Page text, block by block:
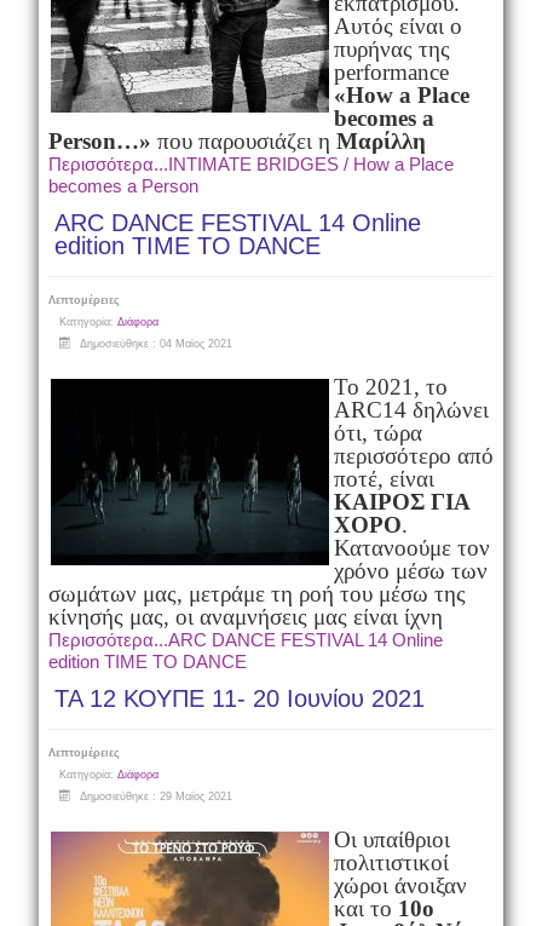
Αυτός είναι ο
πυρήνας της
performance
«How a Place
becomes a
Person…» που παρουσιάζει η Μαρίλλη
Περισσότερα...INTIMATE BRIDGES / Ηow a Place
becomes a Person
ARC DANCE FESTIVAL 14 Online
edition TIME TO DANCE
Λεπτομέρειες
Κατηγορία: Διάφορα
Δημοσιεύθηκε : 04 Μαϊος 2021
Το 2021, το
ARC14 δηλώνει
ότι, τώρα
περισσότερο από
ποτέ, είναι
ΚΑΙΡΟΣ ΓΙΑ
ΧΟΡΟ.
Κατανοούμε τον
χρόνο μέσω των
σωμάτων μας, μετράμε τη ροή του μέσω της
κίνησής μας, οι αναμνήσεις μας είναι ίχνη
Περισσότερα...ARC DANCE FESTIVAL 14 Online
edition TIME TO DANCE
ΤΑ 12 ΚΟΥΠΕ 11- 20 Ιουνίου 2021
Λεπτομέρειες
Κατηγορία: Διάφορα
Δημοσιεύθηκε : 29 Μαϊος 2021
Οι υπαίθριοι
πολιτιστικοί
χώροι άνοιξαν
και το 10ο